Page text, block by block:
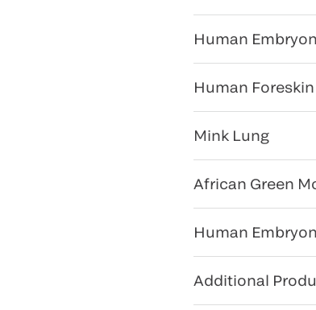
Human
Human
Mink Lung
African Green
Human
Additional